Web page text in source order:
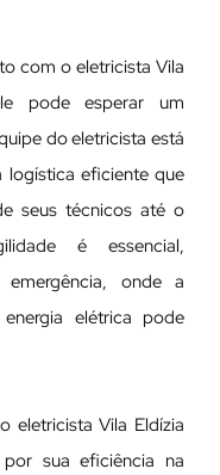
com o eletricista Vila
pode esperar um
do eletricista está
logística eficiente que
seus técnicos até o
é essencial,
onde a
elétrica pode
eletricista Vila Eldízia
sua eficiência na